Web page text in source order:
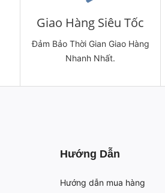
Giao Hàng Siêu Tốc
Đảm Bảo Thời Gian Giao Hàng
Nhanh Nhất.
Hướng Dẫn
Hướng dẫn mua hàng